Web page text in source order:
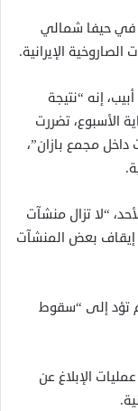
في حيفا شمالي
الإيرانية.
إنه “نتيجة
الأسبوع، تضررت
مجمع بازان”،
“لا تزال منشآت
إيقاف بعض المنشآت
تؤد إلى “سقوط
الإبلاغ عن